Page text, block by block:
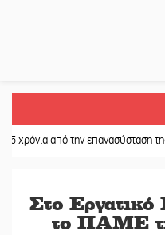
από την επανασύσταση της ΙΜ
Στο
το ΠΑΜΕ